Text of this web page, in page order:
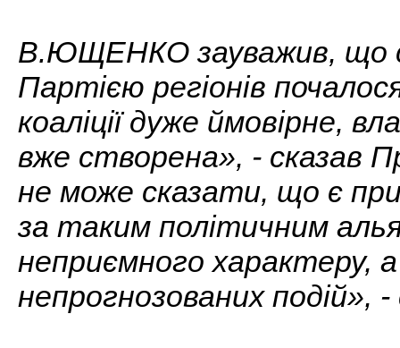
В.ЮЩЕНКО зауважив, що
Партією регіонів
коаліції дуже ймовірне,
вже створена», - сказав
не може сказати, що є
за таким політичним
неприємного характеру,
непрогнозованих